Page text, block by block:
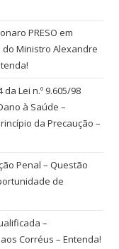
PRESO em
Ministro Alexandre
da Lei n.º 9.605/98
à Saúde –
da Precaução –
Penal – Questão
de
–
Corréus – Entenda!